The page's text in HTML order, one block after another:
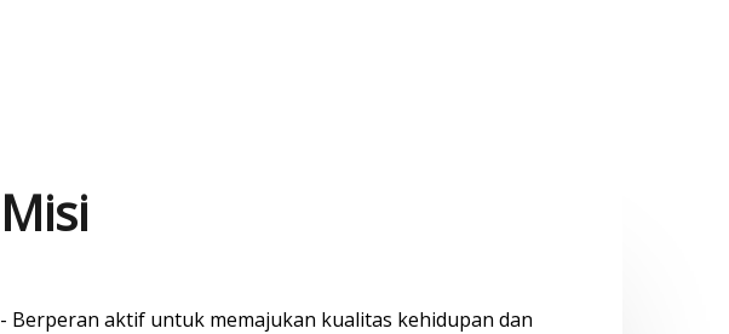
Misi
- Berperan aktif untuk memajukan kualitas kehidupan dan